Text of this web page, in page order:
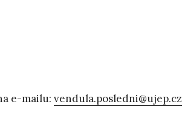
e-mailu: vendula.posledni@ujep.cz